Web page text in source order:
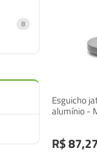
Esguicho
alumínio -
R$ 87,27
8item